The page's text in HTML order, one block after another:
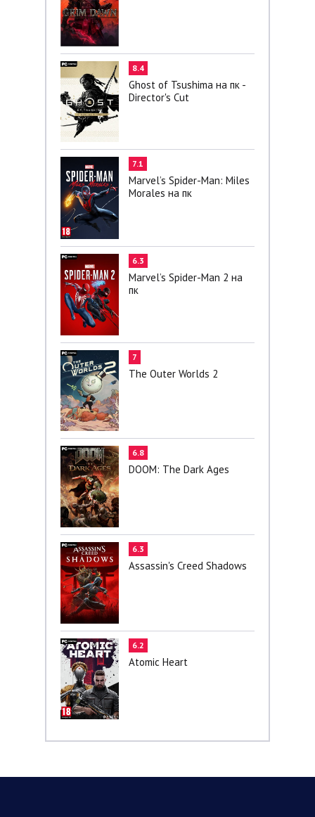
8.4
Ghost of Tsushima на пк -
Director's Cut
7.1
Marvel’s Spider-Man: Miles
Morales на пк
6.3
Marvel’s Spider-Man 2 на
пк
7
The Outer Worlds 2
6.8
DOOM: The Dark Ages
6.3
Assassin's Creed Shadows
6.2
Atomic Heart